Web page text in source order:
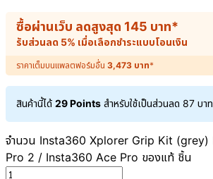
ซื้อผ่านเว็บ ลดสูงสุด 145 บาท*
รับส่วนลด 5% เมื่อเลือกชำระแบบโอนเงิน
ราคาเต็มบนแพลตฟอร์มอื่น 3,473 บาท*
สินค้านี้ได้ 29 Points สำหรับใช้เป็นส่วนลด 87 บาท
จำนวน Insta360 Xplorer Grip Kit (grey)
Pro 2 / Insta360 Ace Pro ของแท้ ชิ้น